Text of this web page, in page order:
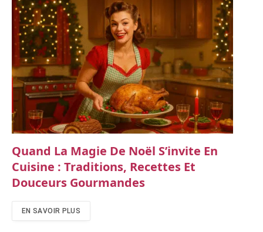
Quand La Magie De Noël S’invite En
Cuisine : Traditions, Recettes Et
Douceurs Gourmandes
EN SAVOIR PLUS